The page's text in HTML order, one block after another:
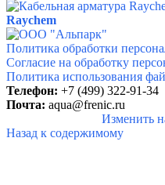
Raychem
Политика обработки
Согласие на обработку
Политика использования
Телефон: +7 (499) 322-91-34
Почта: aqua@frenic.ru
Изменить
Назад к содержимому